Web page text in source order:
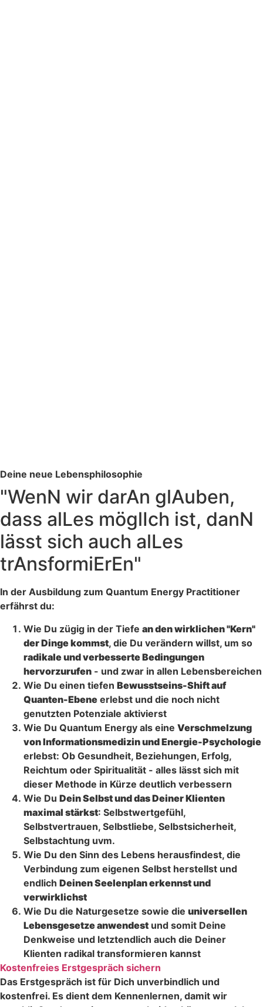
Deine neue Lebensphilosophie
"WenN wir darAn glAuben,
dass alLes möglIch ist, danN
lässt sich auch alLes
trAnsformiErEn"
In der Ausbildung zum Quantum Energy Practitioner
erfährst du:
Wie Du zügig in der Tiefe an den wirklichen "Kern"
der Dinge kommst, die Du verändern willst, um so
radikale und verbesserte Bedingungen
hervorzurufen - und zwar in allen Lebensbereichen
Wie Du einen tiefen Bewusstseins-Shift auf
Quanten-Ebene erlebst und die noch nicht
genutzten Potenziale aktivierst
Wie Du Quantum Energy als eine Verschmelzung
von Informationsmedizin und Energie-Psychologie
erlebst: Ob Gesundheit, Beziehungen, Erfolg,
Reichtum oder Spiritualität - alles lässt sich mit
dieser Methode in Kürze deutlich verbessern
Wie Du Dein Selbst und das Deiner Klienten
maximal stärkst: Selbstwertgefühl,
Selbstvertrauen, Selbstliebe, Selbstsicherheit,
Selbstachtung uvm.
Wie Du den Sinn des Lebens herausfindest, die
Verbindung zum eigenen Selbst herstellst und
endlich Deinen Seelenplan erkennst und
verwirklichst
Wie Du die Naturgesetze sowie die universellen
Lebensgesetze anwendest und somit Deine
Denkweise und letztendlich auch die Deiner
Klienten radikal transformieren kannst
Kostenfreies Erstgespräch sichern
Das Erstgespräch ist für Dich unverbindlich und
kostenfrei. Es dient dem Kennenlernen, damit wir